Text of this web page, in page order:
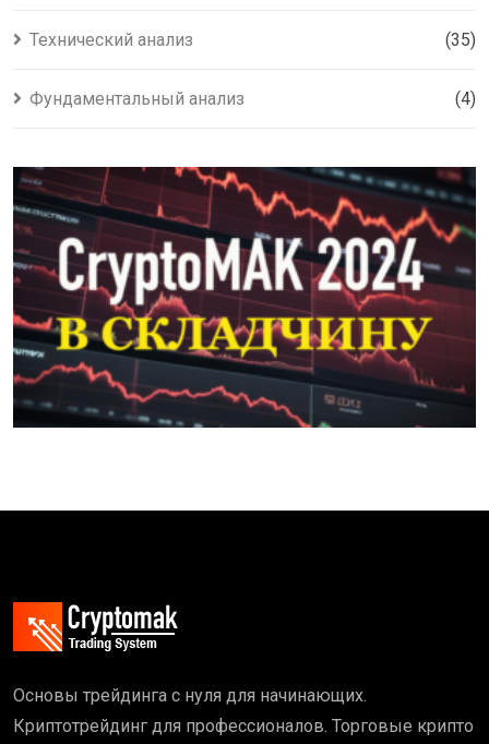
Технический анализ (35)
Фундаментальный анализ (4)
Основы трейдинга с нуля для начинающих.
Криптотрейдинг для профессионалов. Торговые крипто